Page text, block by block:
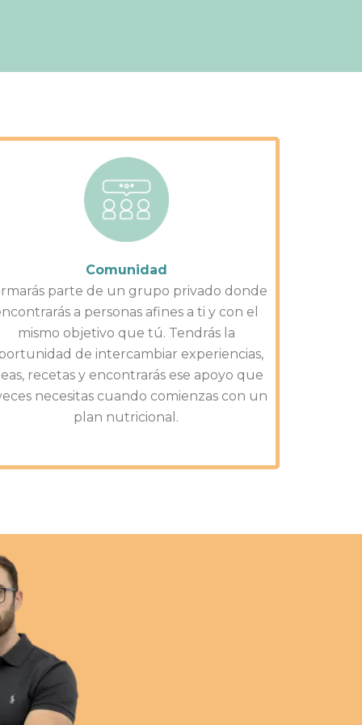
m
n
-
a
l
t
Comunidad
parte de un grupo privado donde
a personas afines a ti y con el
mismo objetivo que tú. Tendrás la
de intercambiar experiencias,
recetas y encontrarás ese apoyo que
necesitas cuando comienzas con un
plan nutricional.